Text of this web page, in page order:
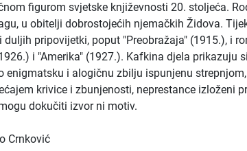
figurom svjetske književnosti 20. stoljeća.
u obitelji dobrostojećih njemačkih Židova.
pripovijetki, poput "Preobražaja" (1915.), i
i "Amerika" (1927.). Kafkina djela prikazuju
enigmatsku i alogičnu zbilju ispunjenu
krivice i zbunjenosti, neprestance izloženi
dokučiti izvor ni motiv.
Crnković